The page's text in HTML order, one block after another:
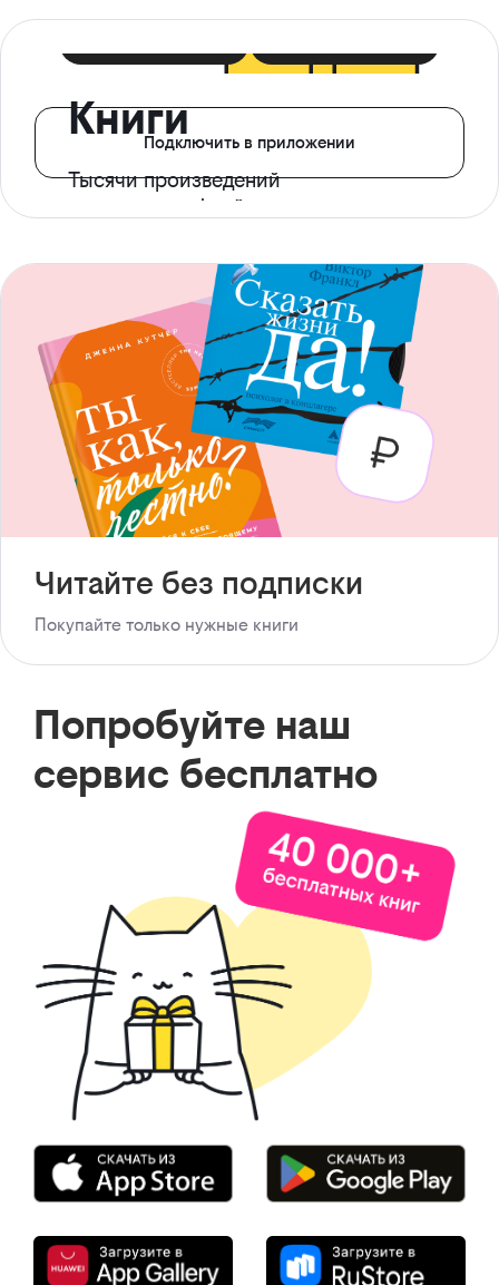
Книги
Тысячи произведений
с доступом офлайн
Подключить в приложении
Читайте без подписки
Покупайте только нужные книги
Попробуйте наш
сервис бесплатно